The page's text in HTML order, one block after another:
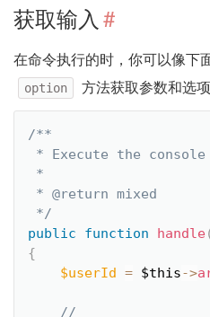
获取输入 #
在命令执行的时，你可以像下
option 方法获取参数和选项
/**
* Execute the console
*
* @return mixed
*/
public
function handle(
{
$userId = $this->